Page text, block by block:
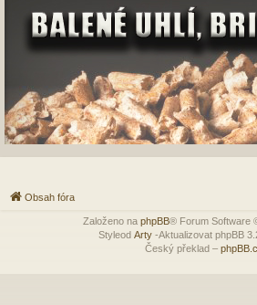
Obsah fóra
Založeno na phpBB® Forum Software
Styleod Arty-Aktualizovat phpBB
Český překlad –